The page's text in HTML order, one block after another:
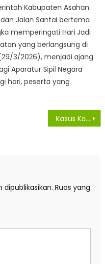
Kabupaten Asahan
Jalan Santai bertema
memperingati Hari Jadi
yang berlangsung di
3/2026), menjadi ajang
Aparatur Sipil Negara
hari, peserta yang
Kasus Konfirmasi Covid-19 Menurun, Pemko Sanpaikan Terima Kasih Kepada Masyarakat
Ruas yang